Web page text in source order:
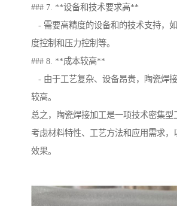
### 7. **设备和技术要求高**
- 需要高精度的设备和的技术支持，
度控制和压力控制等。
### 8. **成本较高**
- 由于工艺复杂、设备昂贵，陶瓷焊
较高。
总之，陶瓷焊接加工是一项技术密集型
考虑材料特性、工艺方法和应用需求，
效果。